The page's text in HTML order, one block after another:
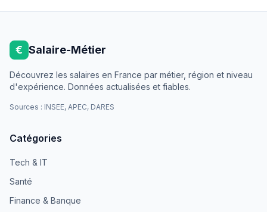
€ Salaire-Métier
Découvrez les salaires en France par métier, région et niveau
d'expérience. Données actualisées et fiables.
Sources : INSEE, APEC, DARES
Catégories
Tech & IT
Santé
Finance & Banque